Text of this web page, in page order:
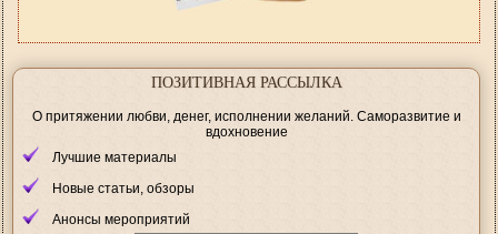
ПОЗИТИВНАЯ РАССЫЛКА
О притяжении любви, денег, исполнении желаний. Саморазвитие и
вдохновение
Лучшие материалы
Новые статьи, обзоры
Анонсы мероприятий